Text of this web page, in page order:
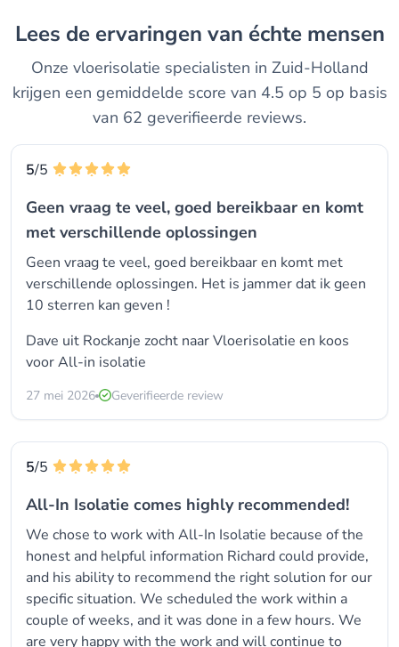
Lees de ervaringen van échte mensen
Onze vloerisolatie specialisten in Zuid-Holland
krijgen een gemiddelde score van 4.5 op 5 op basis
van 62 geverifieerde reviews.
5/5
Geen vraag te veel, goed bereikbaar en komt
met verschillende oplossingen
Geen vraag te veel, goed bereikbaar en komt met
verschillende oplossingen. Het is jammer dat ik geen
10 sterren kan geven !
Dave uit Rockanje zocht naar Vloerisolatie en koos
voorAll-in isolatie
27 mei 2026 Geverifieerde review
5/5
All-In Isolatie comes highly recommended!
We chose to work with All-In Isolatie because of the
honest and helpful information Richard could provide,
and his ability to recommend the right solution for our
specific situation. We scheduled the work within a
couple of weeks, and it was done in a few hours. We
are very happy with the work and will continue to